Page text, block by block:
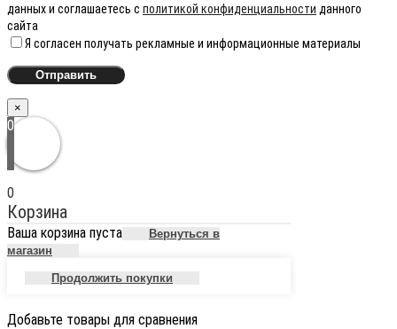
данных и соглашаетесь с политикой конфиденциальности данного
сайта
Я согласен получать рекламные и информационные материалы
×
0
0
Корзина
Ваша корзина пуста
Вернуться в
магазин
Продолжить покупки
Добавьте товары для сравнения